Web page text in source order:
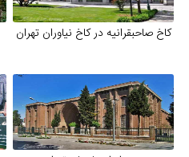
کاخ صاحبقرانیه در کاخ نیاوران تهران